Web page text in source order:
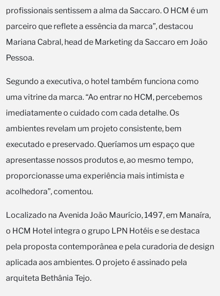
profissionais sentissem a alma da Saccaro. O HCM é um
parceiro que reflete a essência da marca”, destacou
Mariana Cabral, head de Marketing da Saccaro em João
Pessoa.
Segundo a executiva, o hotel também funciona como
uma vitrine da marca. “Ao entrar no HCM, percebemos
imediatamente o cuidado com cada detalhe. Os
ambientes revelam um projeto consistente, bem
executado e preservado. Queríamos um espaço que
apresentasse nossos produtos e, ao mesmo tempo,
proporcionasse uma experiência mais intimista e
acolhedora”, comentou.
Localizado na Avenida João Maurício, 1497, em Manaíra,
o HCM Hotel integra o grupo LPN Hotéis e se destaca
pela proposta contemporânea e pela curadoria de design
aplicada aos ambientes. O projeto é assinado pela
arquiteta Bethânia Tejo.